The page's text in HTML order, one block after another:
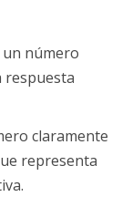
número
respuesta
claramente
representa